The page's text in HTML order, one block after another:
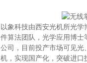
以象科技由西安光机所光
件算法团队，光学应用博士
公司，目前投产市场可见光
机，实现国产化，突破进